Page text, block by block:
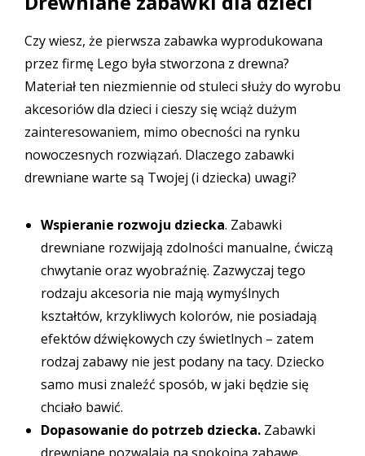
Czy wiesz, że pierwsza zabawka wyprodukowana
przez firmę Lego była stworzona z drewna?
Materiał ten niezmiennie od stuleci służy do wyrobu
akcesoriów dla dzieci i cieszy się wciąż dużym
zainteresowaniem, mimo obecności na rynku
nowoczesnych rozwiązań. Dlaczego zabawki
drewniane warte są Twojej (i dziecka) uwagi?
Wspieranie rozwoju dziecka. Zabawki
drewniane rozwijają zdolności manualne, ćwiczą
chwytanie oraz wyobraźnię. Zazwyczaj tego
rodzaju akcesoria nie mają wymyślnych
kształtów, krzykliwych kolorów, nie posiadają
efektów dźwiękowych czy świetlnych – zatem
rodzaj zabawy nie jest podany na tacy. Dziecko
samo musi znaleźć sposób, w jaki będzie się
chciało bawić.
Dopasowanie do potrzeb dziecka. Zabawki